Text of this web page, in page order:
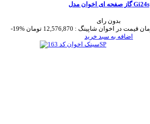
گاز صفحه ای اخوان مدل Gi24s
بدون رای
-19%
قیمت در اخوان شاپینگ : 12,576,870 تومان
اضافه به سبد خرید